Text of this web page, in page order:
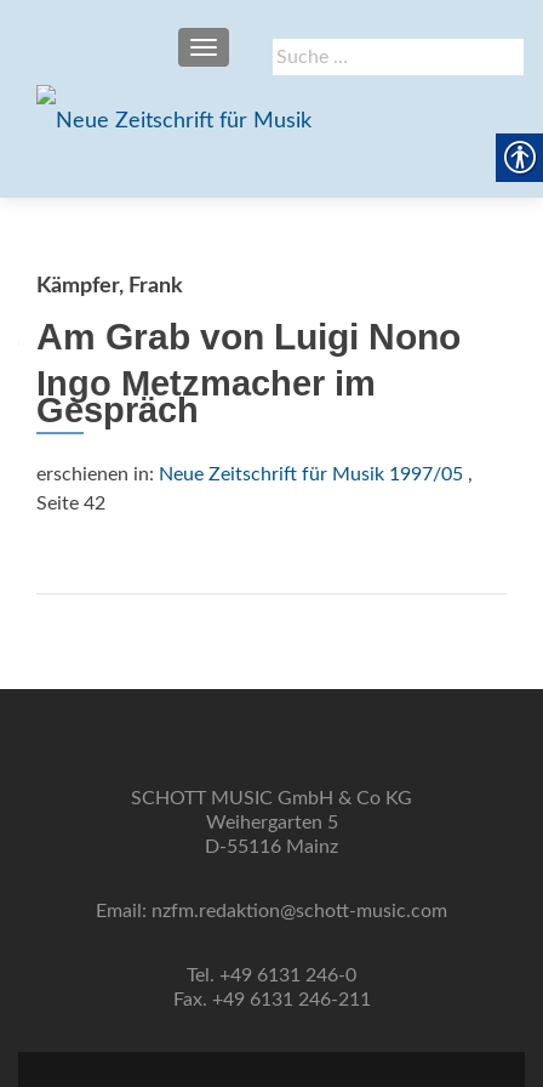
Suche
nach:
SCHALTE NAVIGATION
Kämpfer, Frank
Am Grab von Luigi Nono
Ingo Metzmacher im
Gespräch
erschienen in: Neue Zeitschrift für Musik 1997/05 ,
Seite 42
SCHOTT MUSIC GmbH & Co KG
Weihergarten 5
D-55116 Mainz
Email: nzfm.redaktion@schott-music.com
Tel. +49 6131 246-0
Fax. +49 6131 246-211